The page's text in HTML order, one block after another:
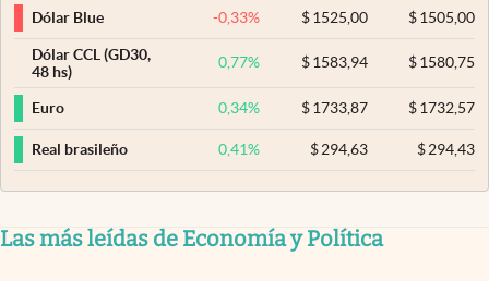
Dólar Blue -0,33% $ 1525,00 $1505,00
Dólar CCL (GD30,
48 hs)
0,77% $ 1583,94 $1580,75
Euro 0,34% $ 1733,87 $1732,57
Real brasileño 0,41% $ 294,63 $294,43
Las más leídas de Economía y Política